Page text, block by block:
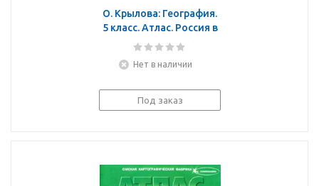
О. Крылова: География.
5 класс. Атлас. Россия в
новых границах. ФГОС
Нет в наличии
Под заказ